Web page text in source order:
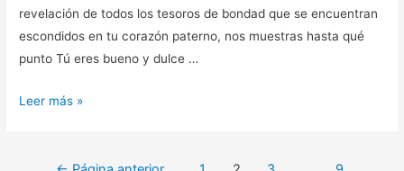
revelación de todos los tesoros de bondad que se encuentran
escondidos en tu corazón paterno, nos muestras hasta qué
punto Tú eres bueno y dulce …
MAYO
Leer más »